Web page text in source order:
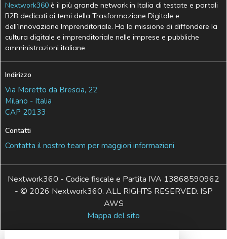
Nextwork360 è il più grande network in Italia di testate e portali
B2B dedicati ai temi della Trasformazione Digitale e
dell’Innovazione Imprenditoriale. Ha la missione di diffondere la
cultura digitale e imprenditoriale nelle imprese e pubbliche
amministrazioni italiane.
Indirizzo
Via Moretto da Brescia, 22
Milano - Italia
CAP 20133
Contatti
Contatta il nostro team per maggiori informazioni
Nextwork360 - Codice fiscale e Partita IVA 13868590962
- © 2026 Nextwork360. ALL RIGHTS RESERVED. ISP
AWS
Mappa del sito